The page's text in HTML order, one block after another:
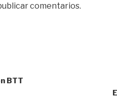
comentarios.
BTT